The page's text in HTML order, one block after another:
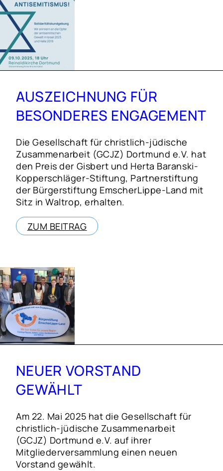
AUSZEICHNUNG FÜR
BESONDERES ENGAGEMENT
Die Gesellschaft für christlich-jüdische
Zusammenarbeit (GCJZ) Dortmund e.V. hat
den Preis der Gisbert und Herta Baranski-
Kopperschläger-Stiftung, Partnerstiftung
der Bürgerstiftung EmscherLippe-Land mit
Sitz in Waltrop, erhalten.
ZUM BEITRAG
NEUER VORSTAND
GEWÄHLT
Am 22. Mai 2025 hat die Gesellschaft für
christlich-jüdische Zusammenarbeit
(GCJZ) Dortmund e.V. auf ihrer
Mitgliederversammlung einen neuen
Vorstand gewählt.